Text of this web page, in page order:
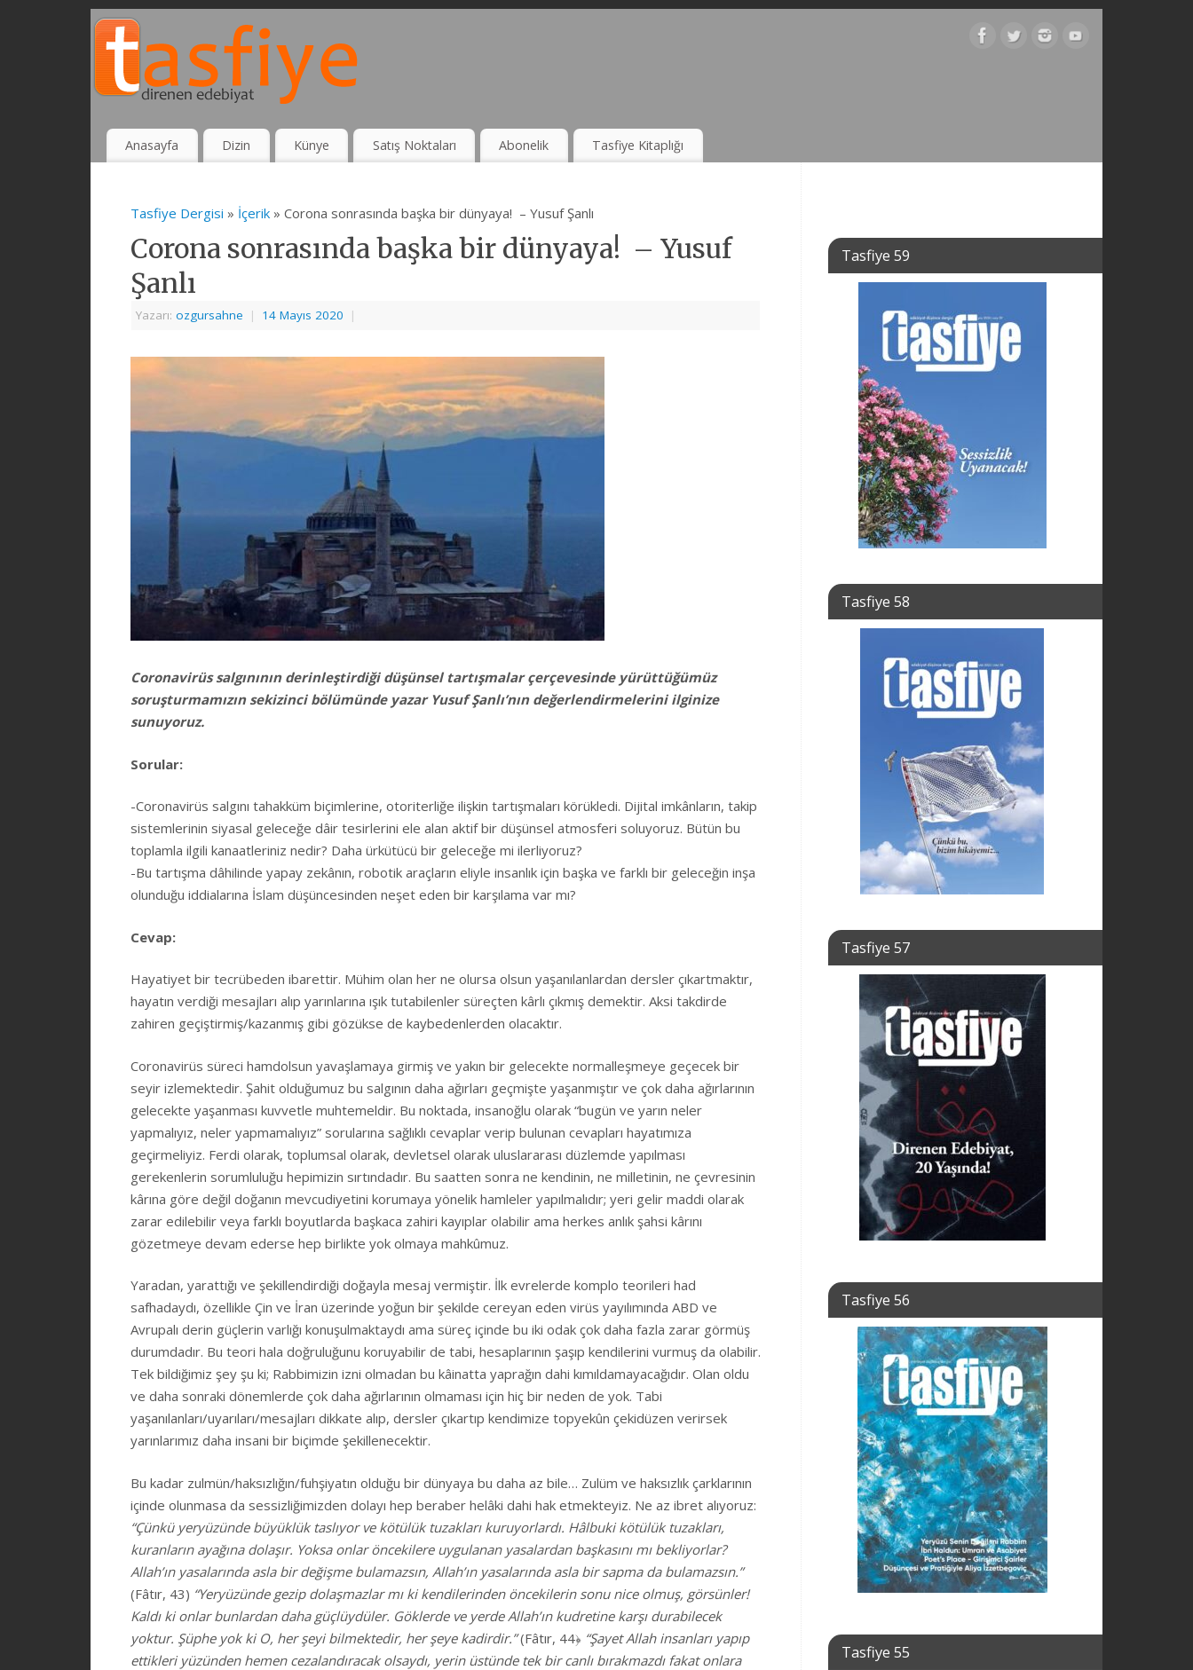
Anasayfa Dizin Künye Satış Noktaları Abonelik Tasfiye Kitaplığı
Tasfiye Dergisi » İçerik » Corona sonrasında başka bir dünyaya! – Yusuf Şanlı
Corona sonrasında başka bir dünyaya! – Yusuf
Şanlı
Yazarı: ozgursahne | 14 Mayıs 2020 |
Coronavirüs salgınının derinleştirdiği düşünsel tartışmalar çerçevesinde yürüttüğümüz
soruşturmamızın sekizinci bölümünde yazar Yusuf Şanlı’nın değerlendirmelerini ilginize
sunuyoruz.
Sorular:
-Coronavirüs salgını tahakküm biçimlerine, otoriterliğe ilişkin tartışmaları körükledi. Dijital imkânların, takip
sistemlerinin siyasal geleceğe dâir tesirlerini ele alan aktif bir düşünsel atmosferi soluyoruz. Bütün bu
toplamla ilgili kanaatleriniz nedir? Daha ürkütücü bir geleceğe mi ilerliyoruz?
-Bu tartışma dâhilinde yapay zekânın, robotik araçların eliyle insanlık için başka ve farklı bir geleceğin inşa
olunduğu iddialarına İslam düşüncesinden neşet eden bir karşılama var mı?
Cevap:
Hayatiyet bir tecrübeden ibarettir. Mühim olan her ne olursa olsun yaşanılanlardan dersler çıkartmaktır,
hayatın verdiği mesajları alıp yarınlarına ışık tutabilenler süreçten kârlı çıkmış demektir. Aksi takdirde
zahiren geçiştirmiş/kazanmış gibi gözükse de kaybedenlerden olacaktır.
Coronavirüs süreci hamdolsun yavaşlamaya girmiş ve yakın bir gelecekte normalleşmeye geçecek bir
seyir izlemektedir. Şahit olduğumuz bu salgının daha ağırları geçmişte yaşanmıştır ve çok daha ağırlarının
gelecekte yaşanması kuvvetle muhtemeldir. Bu noktada, insanoğlu olarak “bugün ve yarın neler
yapmalıyız, neler yapmamalıyız” sorularına sağlıklı cevaplar verip bulunan cevapları hayatımıza
geçirmeliyiz. Ferdi olarak, toplumsal olarak, devletsel olarak uluslararası düzlemde yapılması
gerekenlerin sorumluluğu hepimizin sırtındadır. Bu saatten sonra ne kendinin, ne milletinin, ne çevresinin
kârına göre değil doğanın mevcudiyetini korumaya yönelik hamleler yapılmalıdır; yeri gelir maddi olarak
zarar edilebilir veya farklı boyutlarda başkaca zahiri kayıplar olabilir ama herkes anlık şahsi kârını
gözetmeye devam ederse hep birlikte yok olmaya mahkûmuz.
Yaradan, yarattığı ve şekillendirdiği doğayla mesaj vermiştir. İlk evrelerde komplo teorileri had
safhadaydı, özellikle Çin ve İran üzerinde yoğun bir şekilde cereyan eden virüs yayılımında ABD ve
Avrupalı derin güçlerin varlığı konuşulmaktaydı ama süreç içinde bu iki odak çok daha fazla zarar görmüş
durumdadır. Bu teori hala doğruluğunu koruyabilir de tabi, hesaplarının şaşıp kendilerini vurmuş da olabilir.
Tek bildiğimiz şey şu ki; Rabbimizin izni olmadan bu kâinatta yaprağın dahi kımıldamayacağıdır. Olan oldu
ve daha sonraki dönemlerde çok daha ağırlarının olmaması için hiç bir neden de yok. Tabi
yaşanılanları/uyarıları/mesajları dikkate alıp, dersler çıkartıp kendimize topyekûn çekidüzen verirsek
yarınlarımız daha insani bir biçimde şekillenecektir.
Bu kadar zulmün/haksızlığın/fuhşiyatın olduğu bir dünyaya bu daha az bile… Zulüm ve haksızlık çarklarının
içinde olunmasa da sessizliğimizden dolayı hep beraber helâki dahi hak etmekteyiz. Ne az ibret alıyoruz:
“Çünkü yeryüzünde büyüklük taslıyor ve kötülük tuzakları kuruyorlardı. Hâlbuki kötülük tuzakları,
kuranların ayağına dolaşır. Yoksa onlar öncekilere uygulanan yasalardan başkasını mı bekliyorlar?
Allah’ın yasalarında asla bir değişme bulamazsın, Allah’ın yasalarında asla bir sapma da bulamazsın.”
(Fâtır, 43) “Yeryüzünde gezip dolaşmazlar mı ki kendilerinden öncekilerin sonu nice olmuş, görsünler!
Kaldı ki onlar bunlardan daha güçlüydüler. Göklerde ve yerde Allah’ın kudretine karşı durabilecek
yoktur. Şüphe yok ki O, her şeyi bilmektedir, her şeye kadirdir.”(Fâtır, 44﴿ “Şayet Allah insanları yapıp
ettikleri yüzünden hemen cezalandıracak olsaydı, yerin üstünde tek bir canlı bırakmazdı fakat onlara
Tasfiye 59
Tasfiye 58
Tasfiye 57
Tasfiye 56
Tasfiye 55